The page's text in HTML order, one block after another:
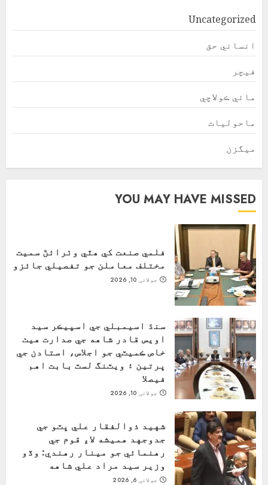
Uncategorized
انساني حق
فیچر
مائي ڪولاچي
ماحولیات
ميگزن
YOU MAY HAVE MISSED
فلمي صنعت کي ھٿي وٺرائڻ سميت
مختلف معاملن جو تفصيلي جائزو
جولائی 10, 2026
سنڌ اسيمبلي جي اسپيڪر سيد
اويس قادر شاهه جي صدارت هيٺ
خاص ڪميٽي جو اجلاس، استادن جي
ڀرتين ۽ ويٽنگ لسٽ بابت اهم
فيصلا
جولائی 10, 2026
شهيد ذوالفقار علي ڀٽو جي
جدوجهد هميشه لاءِ قوم جي
رهنمائي جو مينار رهندي: وڏو
وزير سيد مراد علي شاهه
جولائی 6, 2026